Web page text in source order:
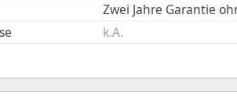
Zwei Jahre Garantie
k.A.